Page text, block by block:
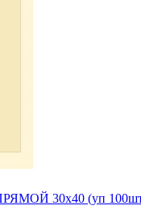
30х40 (уп